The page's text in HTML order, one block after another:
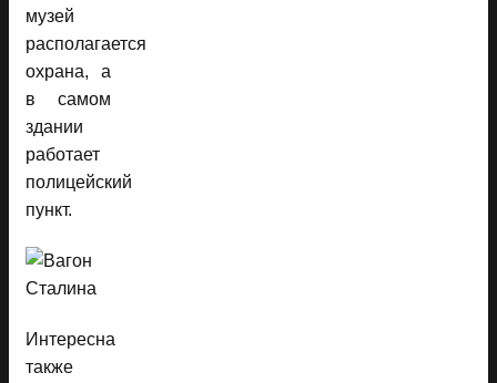
музей
располагается
охрана, а
в самом
здании
работает
полицейский
пункт.
Интересна
также